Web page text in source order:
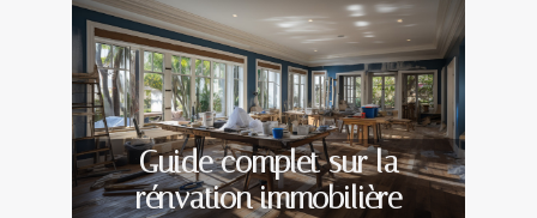
Guide complet sur la
rénvation immobilière